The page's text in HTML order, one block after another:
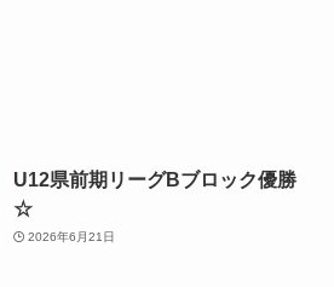
U12県前期リーグBブロック優勝
☆
2026年6月21日